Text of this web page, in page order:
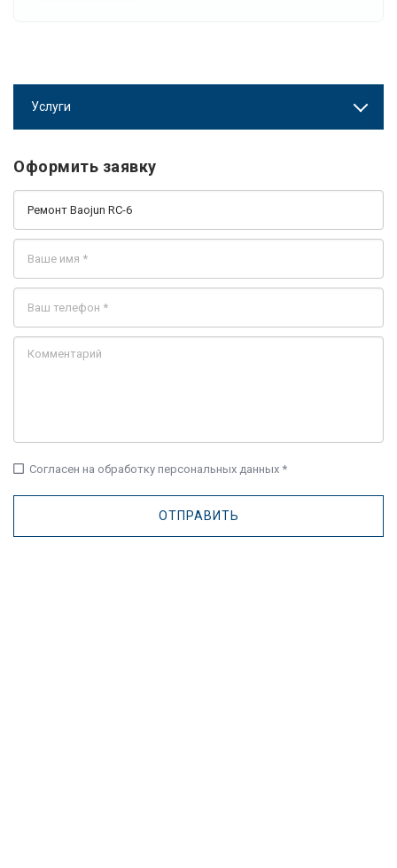
Услуги
Оформить заявку
check_box_outline_blank Согласен на обработку персональных данных *